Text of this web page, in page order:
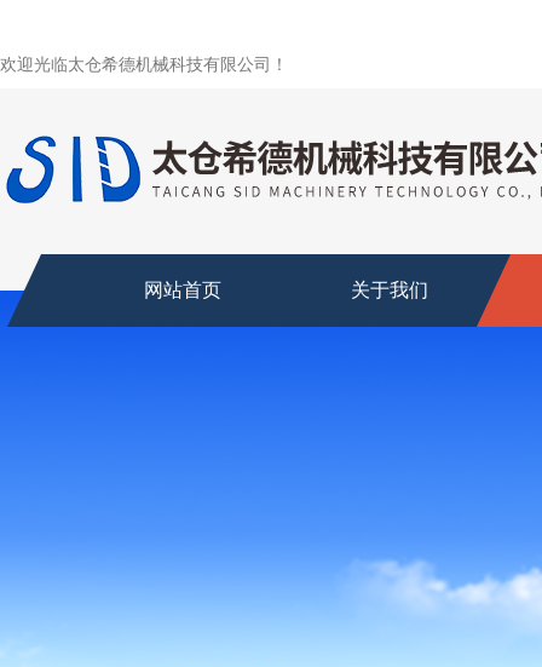
欢迎光临太仓希德机械科技有限公司！
网站首页 关于我们